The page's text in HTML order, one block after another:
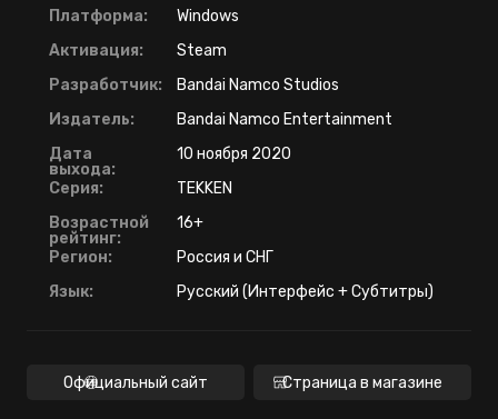
Платформа:
Windows
Активация:
Steam
Разработчик:
Bandai Namco Studios
Издатель:
Bandai Namco Entertainment
Дата
выхода:
10 ноября 2020
Серия:
TEKKEN
Возрастной
рейтинг:
16+
Регион:
Россия и СНГ
Язык:
Русский (Интерфейс + Субтитры)
Официальный сайт Страница в магазине